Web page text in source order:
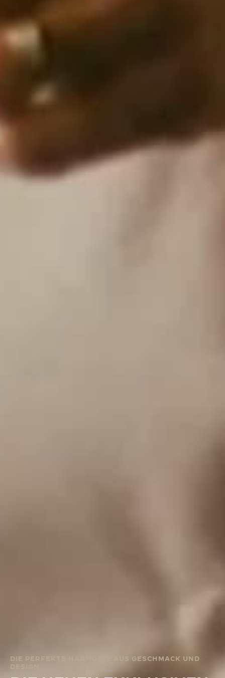
DIE PERFEKTE HARMONIE AUS GESCHMACK UND
DESIGN